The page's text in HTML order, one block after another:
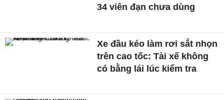
34 viên đạn chưa dùng
Xe đầu kéo làm rơi sắt nhọn
trên cao tốc: Tài xế không
có bằng lái lúc kiểm tra